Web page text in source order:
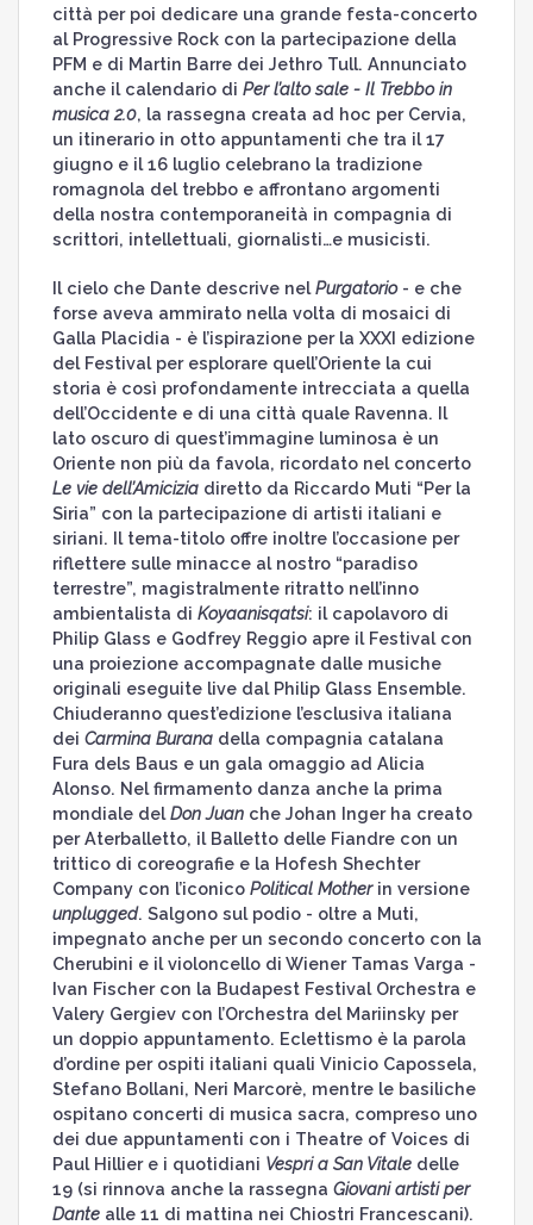
città per poi dedicare una grande festa-concerto
al Progressive Rock con la partecipazione della
PFM e di Martin Barre dei Jethro Tull. Annunciato
anche il calendario di Per l’alto sale - Il Trebbo in
musica 2.0, la rassegna creata ad hoc per Cervia,
un itinerario in otto appuntamenti che tra il 17
giugno e il 16 luglio celebrano la tradizione
romagnola del trebbo e affrontano argomenti
della nostra contemporaneità in compagnia di
scrittori, intellettuali, giornalisti…e musicisti.
Il cielo che Dante descrive nelPurgatorio- e che
forse aveva ammirato nella volta di mosaici di
Galla Placidia - è l’ispirazione per la XXXI edizione
del Festival per esplorare quell’Oriente la cui
storia è così profondamente intrecciata a quella
dell’Occidente e di una città quale Ravenna. Il
lato oscuro di quest’immagine luminosa è un
Oriente non più da favola, ricordato nel concerto
Le vie dell’Amiciziadiretto da Riccardo Muti “Per la
Siria” con la partecipazione di artisti italiani e
siriani. Il tema-titolo offre inoltre l’occasione per
riflettere sulle minacce al nostro “paradiso
terrestre”, magistralmente ritratto nell’inno
ambientalista di Koyaanisqatsi: il capolavoro di
Philip Glass e Godfrey Reggio apre il Festival con
una proiezione accompagnate dalle musiche
originali eseguite live dal Philip Glass Ensemble.
Chiuderanno quest’edizione l’esclusiva italiana
dei Carmina Buranadella compagnia catalana
Fura dels Baus e un gala omaggio ad Alicia
Alonso. Nel firmamento danza anche la prima
mondiale delDon Juanche Johan Inger ha creato
per Aterballetto, il Balletto delle Fiandre con un
trittico di coreografie e la Hofesh Shechter
Company con l’iconico Political Motherin versione
unplugged. Salgono sul podio - oltre a Muti,
impegnato anche per un secondo concerto con la
Cherubini e il violoncello di Wiener Tamas Varga -
Ivan Fischer con la Budapest Festival Orchestra e
Valery Gergiev con l’Orchestra del Mariinsky per
un doppio appuntamento. Eclettismo è la parola
d’ordine per ospiti italiani quali Vinicio Capossela,
Stefano Bollani, Neri Marcorè, mentre le basiliche
ospitano concerti di musica sacra, compreso uno
dei due appuntamenti con i Theatre of Voices di
Paul Hillier e i quotidiani Vespri a San Vitaledelle
19 (si rinnova anche la rassegna Giovani artisti per
Dantealle 11 di mattina nei Chiostri Francescani).